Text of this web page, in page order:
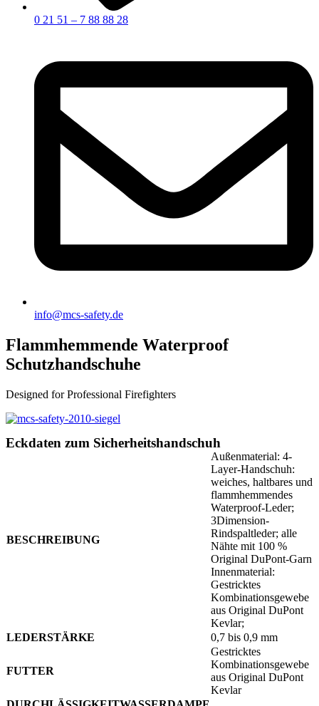
0 21 51 – 7 88 88 28
info@mcs-safety.de
Flammhemmende Waterproof
Schutzhandschuhe
Designed for Professional Firefighters
Eckdaten zum Sicherheitshandschuh
BESCHREIBUNG
Außenmaterial: 4-
Layer-Handschuh:
weiches, haltbares und
flammhemmendes
Waterproof-Leder;
3Dimension-
Rindspaltleder; alle
Nähte mit 100 %
Original DuPont-Garn
Innenmaterial:
Gestricktes
Kombinationsgewebe
aus Original DuPont
Kevlar;
LEDERSTÄRKE
0,7 bis 0,9 mm
FUTTER
Gestricktes
Kombinationsgewebe
aus Original DuPont
Kevlar